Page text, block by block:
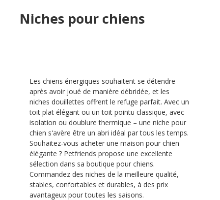
Niches pour chiens
Les chiens énergiques souhaitent se détendre
après avoir joué de manière débridée, et les
niches douillettes offrent le refuge parfait. Avec un
toit plat élégant ou un toit pointu classique, avec
isolation ou doublure thermique – une niche pour
chien s'avère être un abri idéal par tous les temps.
Souhaitez-vous acheter une maison pour chien
élégante ? Petfriends propose une excellente
sélection dans sa boutique pour chiens.
Commandez des niches de la meilleure qualité,
stables, confortables et durables, à des prix
avantageux pour toutes les saisons.